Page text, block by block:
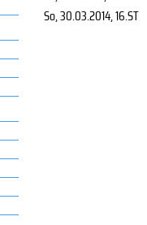
So, 30.03.2014, 16.ST